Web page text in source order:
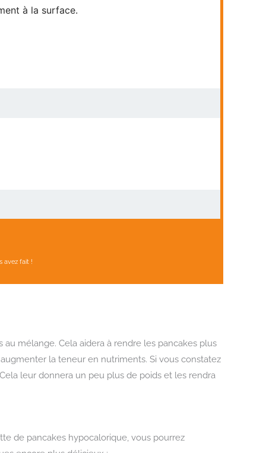
à la surface.
avez fait !
mélange. Cela aidera à rendre les pancakes plus
la teneur en nutriments. Si vous constatez
leur donnera un peu plus de poids et les rendra
de pancakes hypocalorique, vous pourrez